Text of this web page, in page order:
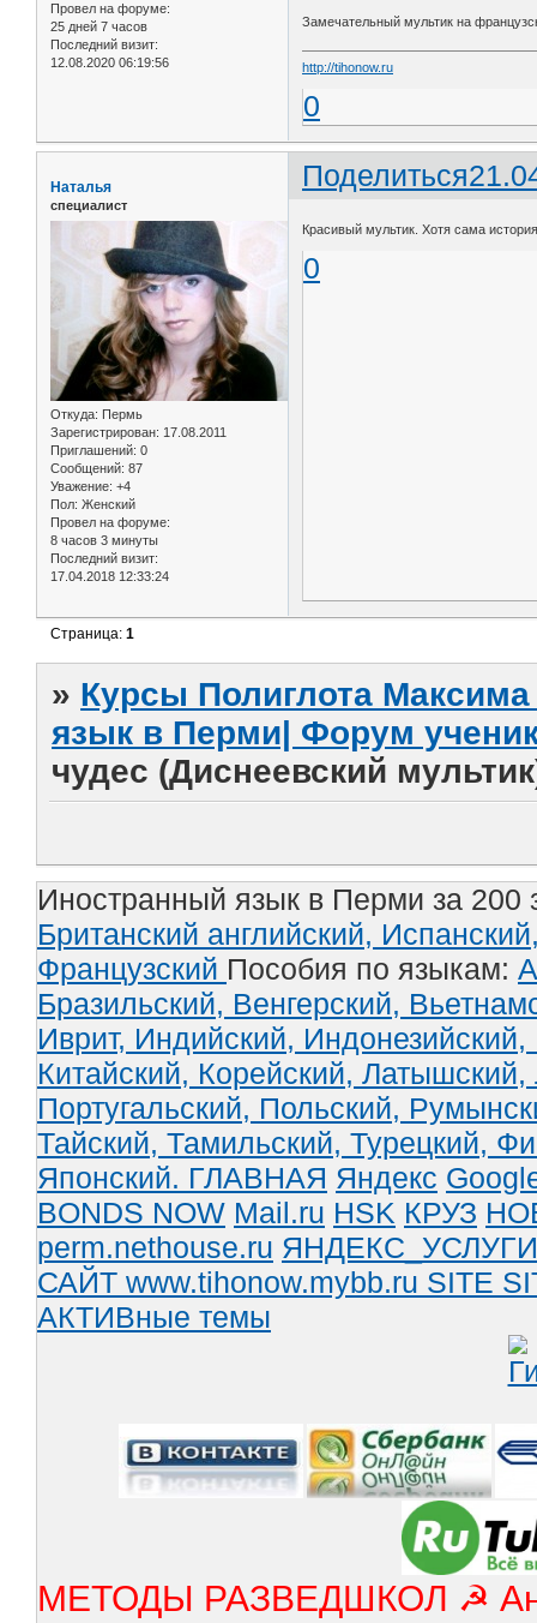
Провел на форуме:
25 дней 7 часов
Последний визит:
12.08.2020 06:19:56
Замечательный мультик на
http://tihonow.ru
0
Поделиться
Наталья
специалист
Откуда: Пермь
Зарегистрирован: 17.08.2011
Приглашений: 0
Сообщений: 87
Уважение: +4
Пол: Женский
Провел на форуме:
8 часов 3 минуты
Последний визит:
17.04.2018 12:33:24
Красивый мультик. Хотя сама
0
Страница:1
» Курсы Полиглота
язык в Перми| Форум
чудес (Диснеевский
Иностранный язык в Перми за 200
Британский английский,
Французский Пособия по языкам:
Бразильский, Венгерский,
Иврит, Индийский, Индонезийский,
Китайский, Корейский, Латышский,
Португальский, Польский,
Тайский, Тамильский, Турецкий,
Японский. ГЛАВНАЯ Яндекс
BONDS NOW Mail.ru HSK КРУЗ
perm.nethouse.ru ЯНДЕКС_УСЛУГИ
САЙТ www.tihonow.mybb.ru SITE
АКТИВные темы
МЕТОДЫ РАЗВЕДШКОЛ ☭